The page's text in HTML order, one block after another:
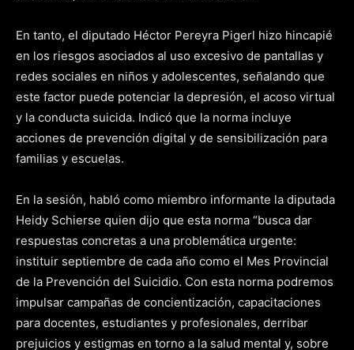
En tanto, el diputado Héctor Pereyra Pigerl hizo hincapié
en los riesgos asociados al uso excesivo de pantallas y
redes sociales en niños y adolescentes, señalando que
este factor puede potenciar la depresión, el acoso virtual
y la conducta suicida. Indicó que la norma incluye
acciones de prevención digital y de sensibilización para
familias y escuelas.
En la sesión, habló como miembro informante la diputada
Heidy Schierse quien dijo que esta norma “busca dar
respuestas concretas a una problemática urgente:
instituir septiembre de cada año como el Mes Provincial
de la Prevención del Suicidio. Con esta norma podremos
impulsar campañas de concientización, capacitaciones
para docentes, estudiantes y profesionales, derribar
prejuicios y estigmas en torno a la salud mental y, sobre